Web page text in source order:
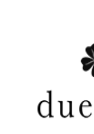
Vacatures
Contact